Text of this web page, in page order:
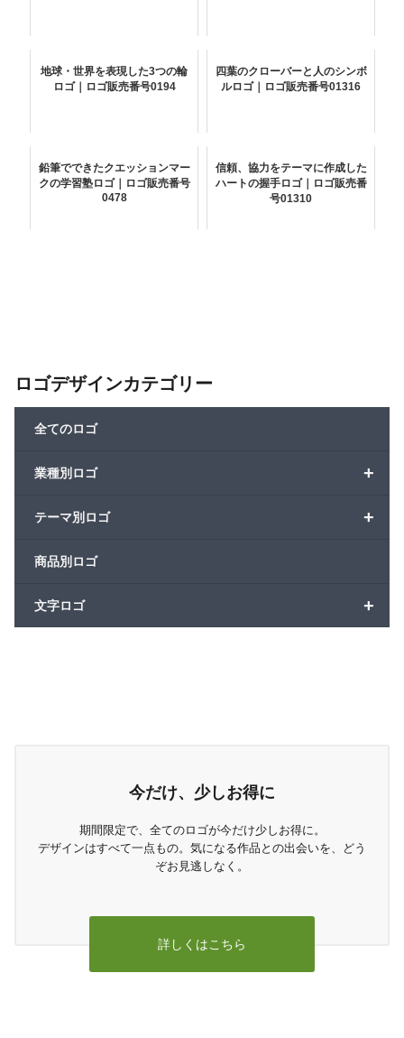
地球・世界を表現した3つの輪
ロゴ｜ロゴ販売番号0194
四葉のクローバーと人のシンボ
ルロゴ｜ロゴ販売番号01316
鉛筆でできたクエッションマー
クの学習塾ロゴ｜ロゴ販売番号
0478
信頼、協力をテーマに作成した
ハートの握手ロゴ｜ロゴ販売番
号01310
ロゴデザインカテゴリー
全てのロゴ
+
業種別ロゴ
+
テーマ別ロゴ
商品別ロゴ
+
文字ロゴ
今だけ、少しお得に
期間限定で、全てのロゴが今だけ少しお得に。
デザインはすべて一点もの。気になる作品との出会いを、どう
ぞお見逃しなく。
詳しくはこちら